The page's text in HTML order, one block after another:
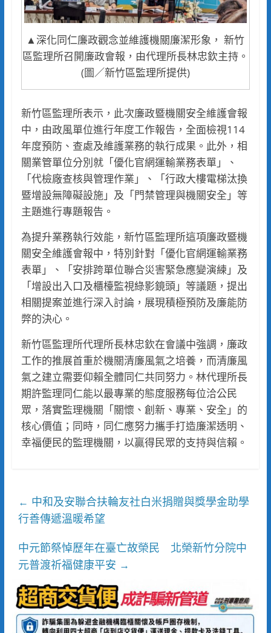
▲深化同仁廉政觀念並維護機關廉潔形象， 新竹
區監理所召開廉政會報，由代理所長林忠欽主持。
(圖／新竹區監理所提供)
新竹區監理所表示，此次廉政暨機關安全維護會報
中，由政風單位進行年度工作報告，全面檢視114
年度預防、查處及維護業務的執行成果。此外，相
關業管單位分別就「優化官網運輸業務表單」、
「代檢廠查核與管理作業」、「行政大樓電梯汰換
暨增設無障礙設施」及「門禁管理與機關安全」等
主題進行專題報告。
為提升業務執行效能，新竹區監理所這項廉政暨機
關安全維護會報中，特別針對「優化官網運輸業務
表單」、「安排跨單位聯合災害緊急應變演練」及
「增設出入口及櫃檯監視綠影鏡頭」等議題，提出
相關提案並進行深入討論，展現積極預防及廉能防
弊的決心。
新竹區監理所代理所長林忠欽在會議中強調，廉政
工作的推展首重於機關清廉風氣之培養，而清廉風
氣之建立需要仰賴全體同仁共同努力。林代理所長
期許監理同仁能以最專業的態度服務每位洽公民
眾，落實監理機關「關懷、創新、專業、安全」的
核心價值；同時，同仁應努力攜手打造廉潔透明、
幸福便民的監理機關，以贏得民眾的支持與信賴。
← 中和及安聯合扶輪友社白米捐贈與獎學金助學
行善傳遞溫暖希望
中元節祭悼歷年在臺亡故榮民 北榮新竹分院中
元普渡祈福健康平安 →